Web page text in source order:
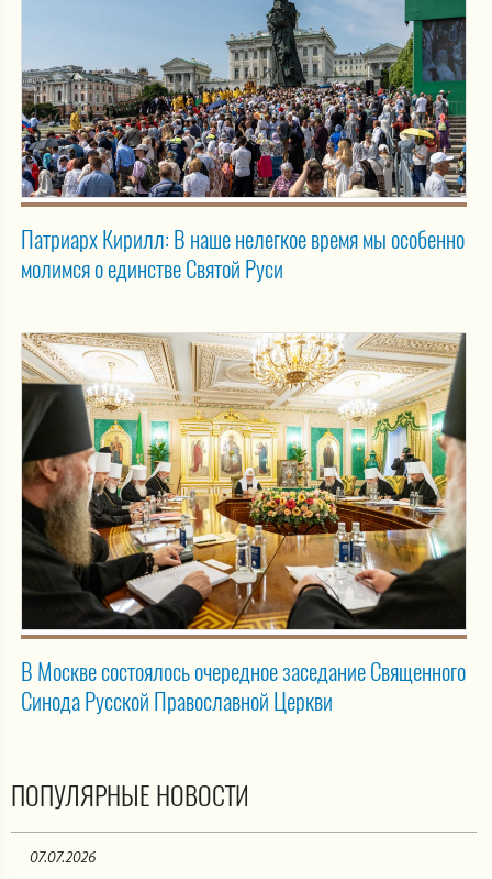
Патриарх Кирилл: В наше нелегкое время мы особенно
молимся о единстве Святой Руси
В Москве состоялось очередное заседание Священного
Синода Русской Православной Церкви
ПОПУЛЯРНЫЕ НОВОСТИ
07.07.2026